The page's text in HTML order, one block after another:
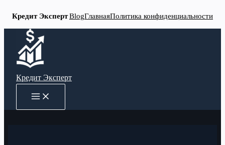
Кредит ЭкспертBlogГлавнаяПолитика конфиденциальности
Перейти
содержимому
Кредит Эксперт
MAIN
MENU